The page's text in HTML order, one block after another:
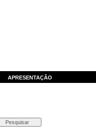
APRESENTAÇÃO